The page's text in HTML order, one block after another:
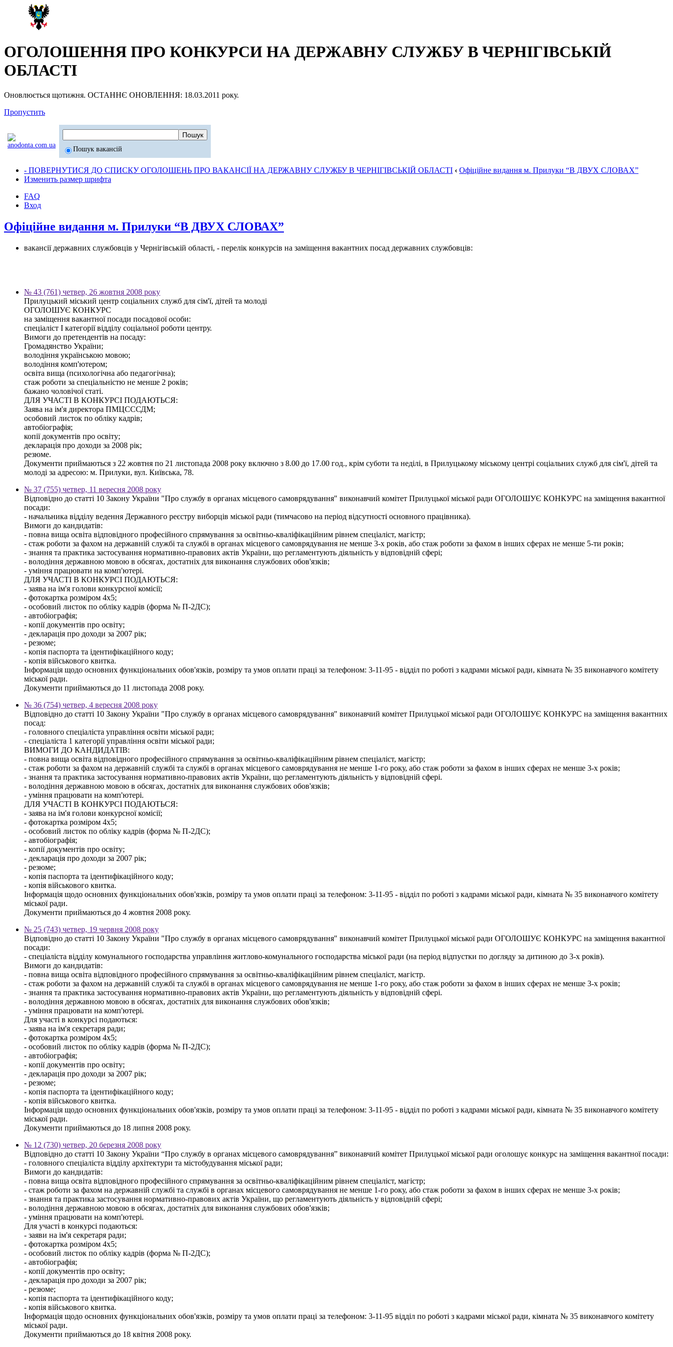
ОГОЛОШЕННЯ ПРО КОНКУРСИ НА ДЕРЖАВНУ СЛУЖБУ В ЧЕРНІГІВСЬКІЙ
ОБЛАСТІ
Оновлюється щотижня. ОСТАННЄ ОНОВЛЕННЯ: 18.03.2011 року.
Пропустить
Пошук вакансій
- ПОВЕРНУТИСЯ ДО СПИСКУ ОГОЛОШЕНЬ ПРО ВАКАНСІЇ НА ДЕРЖАВНУ СЛУЖБУ В ЧЕРНІГІВСЬКІЙ ОБЛАСТІ ‹ Офіційне видання м. Прилуки “В ДВУХ СЛОВАХ”
Изменить размер шрифта
FAQ
Вход
Офіційне видання м. Прилуки “В ДВУХ СЛОВАХ”
вакансії державних службовців у Чернігівській області, - перелік конкурсів на заміщення вакантних посад державних службовців:
№ 43 (761) четвер, 26 жовтня 2008 року
Прилуцький міський центр соціальних служб для сім'ї, дітей та молоді
ОГОЛОШУЄ КОНКУРС
на заміщення вакантної посади посадової особи:
спеціаліст І категорії відділу соціальної роботи центру.
Вимоги до претендентів на посаду:
Громадянство України;
володіння українською мовою;
володіння комп'ютером;
освіта вища (психологічна або педагогічна);
стаж роботи за спеціальністю не менше 2 років;
бажано чоловічої статі.
ДЛЯ УЧАСТІ В КОНКУРСІ ПОДАЮТЬСЯ:
Заява на ім'я директора ПМЦСССДМ;
особовий листок по обліку кадрів;
автобіографія;
копії документів про освіту;
декларація про доходи за 2008 рік;
резюме.
Документи приймаються з 22 жовтня по 21 листопада 2008 року включно з 8.00 до 17.00 год., крім суботи та неділі, в Прилуцькому міському центрі соціальних служб для сім'ї, дітей та
молоді за адресою: м. Прилуки, вул. Київська, 78.
№ 37 (755) четвер, 11 вересня 2008 року
Відповідно до статті 10 Закону України "Про службу в органах місцевого самоврядування" виконавчий комітет Прилуцької міської ради ОГОЛОШУЄ КОНКУРС на заміщення вакантної
посади:
- начальника відділу ведення Державного реєстру виборців міської ради (тимчасово на період відсутності основного працівника).
Вимоги до кандидатів:
- повна вища освіта відповідного професійного спрямування за освітньо-кваліфікаційним рівнем спеціаліст, магістр;
- стаж роботи за фахом на державній службі та службі в органах місцевого самоврядування не менше 3-х років, або стаж роботи за фахом в інших сферах не менше 5-ти років;
- знання та практика застосування нормативно-правових актів України, що регламентують діяльність у відповідній сфері;
- володіння державною мовою в обсягах, достатніх для виконання службових обов'язків;
- уміння працювати на комп'ютері.
ДЛЯ УЧАСТІ В КОНКУРСІ ПОДАЮТЬСЯ:
- заява на ім'я голови конкурсної комісії;
- фотокартка розміром 4х5;
- особовий листок по обліку кадрів (форма № П-2ДС);
- автобіографія;
- копії документів про освіту;
- декларація про доходи за 2007 рік;
- резюме;
- копія паспорта та ідентифікаційного коду;
- копія військового квитка.
Інформація щодо основних функціональних обов'язків, розміру та умов оплати праці за телефоном: 3-11-95 - відділ по роботі з кадрами міської ради, кімната № 35 виконавчого комітету
міської ради.
Документи приймаються до 11 листопада 2008 року.
№ 36 (754) четвер, 4 вересня 2008 року
Відповідно до статті 10 Закону України "Про службу в органах місцевого самоврядування" виконавчий комітет Прилуцької міської ради ОГОЛОШУЄ КОНКУРС на заміщення вакантних
посад:
- головного спеціаліста управління освіти міської ради;
- спеціаліста 1 категорії управління освіти міської ради;
ВИМОГИ ДО КАНДИДАТІВ:
- повна вища освіта відповідного професійного спрямування за освітньо-кваліфікаційним рівнем спеціаліст, магістр;
- стаж роботи за фахом на державній службі та службі в органах місцевого самоврядування не менше 1-го року, або стаж роботи за фахом в інших сферах не менше 3-х років;
- знання та практика застосування нормативно-правових актів України, що регламентують діяльність у відповідній сфері.
- володіння державною мовою в обсягах, достатніх для виконання службових обов'язків;
- уміння працювати на комп'ютері.
ДЛЯ УЧАСТІ В КОНКУРСІ ПОДАЮТЬСЯ:
- заява на ім'я голови конкурсної комісії;
- фотокартка розміром 4х5;
- особовий листок по обліку кадрів (форма № П-2ДС);
- автобіографія;
- копії документів про освіту;
- декларація про доходи за 2007 рік;
- резюме;
- копія паспорта та ідентифікаційного коду;
- копія військового квитка.
Інформація щодо основних функціональних обов'язків, розміру та умов оплати праці за телефоном: 3-11-95 - відділ по роботі з кадрами міської ради, кімната № 35 виконавчого комітету
міської ради.
Документи приймаються до 4 жовтня 2008 року.
№ 25 (743) четвер, 19 червня 2008 року
Відповідно до статті 10 Закону України "Про службу в органах місцевого самоврядування" виконавчий комітет Прилуцької міської ради ОГОЛОШУЄ КОНКУРС на заміщення вакантної
посади:
- спеціаліста відділу комунального господарства управління житлово-комунального господарства міської ради (на період відпустки по догляду за дитиною до 3-х років).
Вимоги до кандидатів:
- повна вища освіта відповідного професійного спрямування за освітньо-кваліфікаційним рівнем спеціаліст, магістр.
- стаж роботи за фахом на державній службі та службі в органах місцевого самоврядування не менше 1-го року, або стаж роботи за фахом в інших сферах не менше 3-х років;
- знання та практика застосування нормативно-правових актів України, що регламентують діяльність у відповідній сфері.
- володіння державною мовою в обсягах, достатніх для виконання службових обов'язків;
- уміння працювати на комп'ютері.
Для участі в конкурсі подаються:
- заява на ім'я секретаря ради;
- фотокартка розміром 4х5;
- особовий листок по обліку кадрів (форма № П-2ДС);
- автобіографія;
- копії документів про освіту;
- декларація про доходи за 2007 рік;
- резюме;
- копія паспорта та ідентифікаційного коду;
- копія військового квитка.
Інформація щодо основних функціональних обов'язків, розміру та умов оплати праці за телефоном: 3-11-95 - відділ по роботі з кадрами міської ради, кімната № 35 виконавчого комітету
міської ради.
Документи приймаються до 18 липня 2008 року.
№ 12 (730) четвер, 20 березня 2008 року
Відповідно до статті 10 Закону України “Про службу в органах місцевого самоврядування” виконавчий комітет Прилуцької міської ради оголошує конкурс на заміщення вакантної посади:
- головного спеціаліста відділу архітектури та містобудування міської ради;
Вимоги до кандидатів:
- повна вища освіта відповідного професійного спрямування за освітньо-кваліфікаційним рівнем спеціаліст, магістр;
- стаж роботи за фахом на державній службі та службі в органах місцевого самоврядування не менше 1-го року, або стаж роботи за фахом в інших сферах не менше 3-х років;
- знання та практика застосування нормативно-правових актів України, що регламентують діяльність у відповідній сфері;
- володіння державною мовою в обсягах, достатніх для виконання службових обов'язків;
- уміння працювати на комп'ютері.
Для участі в конкурсі подаються:
- заяви на ім'я секретаря ради;
- фотокартка розміром 4х5;
- особовий листок по обліку кадрів (форма № П-2ДС);
- автобіографія;
- копії документів про освіту;
- декларація про доходи за 2007 рік;
- резюме;
- копія паспорта та ідентифікаційного коду;
- копія військового квитка.
Інформація щодо основних функціональних обов'язків, розміру та умов оплати праці за телефоном: 3-11-95 відділ по роботі з кадрами міської ради, кімната № 35 виконавчого комітету
міської ради.
Документи приймаються до 18 квітня 2008 року.